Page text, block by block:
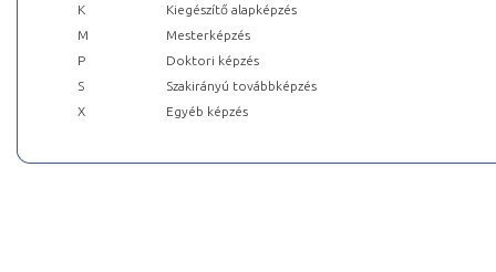
K
Kiegészítő alapképzés
M
Mesterképzés
P
Doktori képzés
S
Szakirányú továbbképzés
X
Egyéb képzés